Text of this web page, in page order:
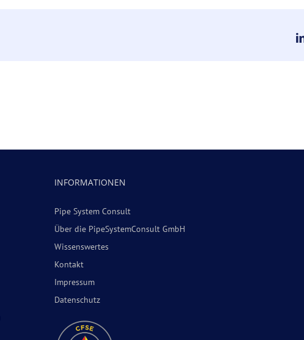
INFORMATIONEN
Pipe System Consult
Über die PipeSystemConsult GmbH
Wissenswertes
Kontakt
Impressum
Datenschutz